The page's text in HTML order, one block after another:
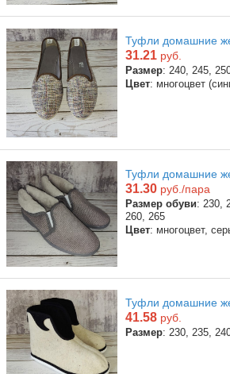
Туфли домашние
31.21 руб.
Размер: 240, 245,
Цвет: многоцвет
Туфли домашние
31.30 руб./пара
Размер обуви: 230,
260, 265
Цвет: многоцвет,
Туфли домашние
41.58 руб.
Размер: 230, 235,